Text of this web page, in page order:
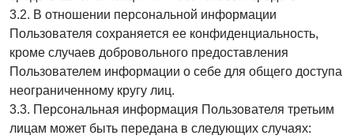
3.2. В отношении персональной информации
Пользователя сохраняется ее конфиденциальность,
кроме случаев добровольного предоставления
Пользователем информации о себе для общего доступа
неограниченному кругу лиц.
3.3. Персональная информация Пользователя третьим
лицам может быть передана в следующих случаях: